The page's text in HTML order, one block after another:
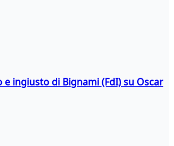
ingiusto di Bignami (FdI) su Oscar